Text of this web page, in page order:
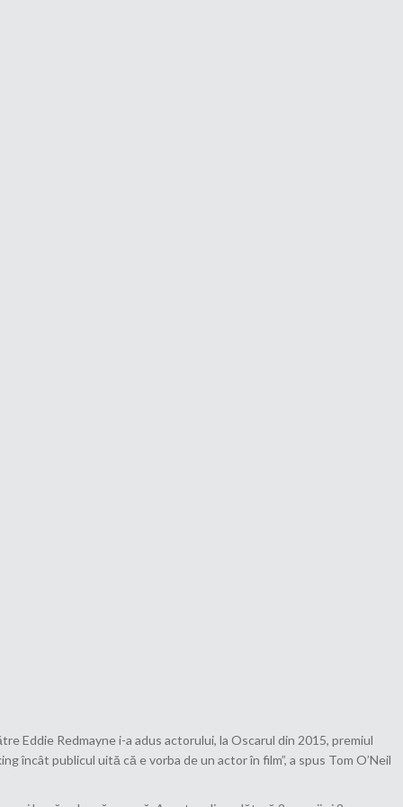
Eddie Redmayne i-a adus actorului, la Oscarul din 2015, premiul
încât publicul uită că e vorba de un actor în film”, a spus Tom O’Neil